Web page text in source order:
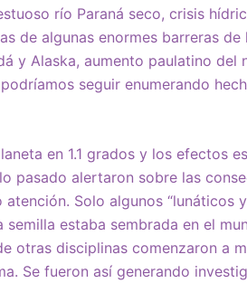
río Paraná seco, crisis
de algunas enormes barreras de
y Alaska, aumento paulatino del
seguir enumerando
en 1.1 grados y los efectos
pasado alertaron sobre las
Solo algunos “lunáticos
estaba sembrada en el
otras disciplinas comenzaron a
Se fueron así generando